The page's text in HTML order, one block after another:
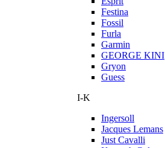
Festina
Fossil
Furla
Garmin
GEORGE KINI
Gryon
Guess
I-K
Ingersoll
Jacques Lemans
Just Cavalli